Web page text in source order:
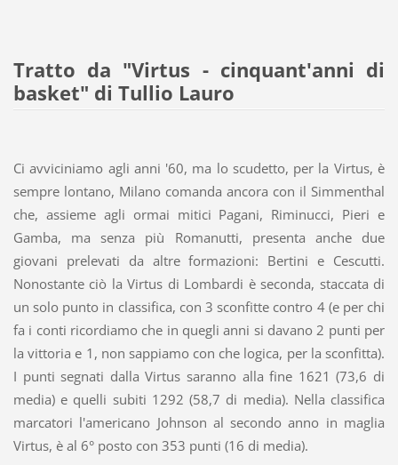
Tratto da "Virtus - cinquant'anni di
basket" di Tullio Lauro
Ci avviciniamo agli anni '60, ma lo scudetto, per la Virtus, è
sempre lontano, Milano comanda ancora con il Simmenthal
che, assieme agli ormai mitici Pagani, Riminucci, Pieri e
Gamba, ma senza più Romanutti, presenta anche due
giovani prelevati da altre formazioni: Bertini e Cescutti.
Nonostante ciò la Virtus di Lombardi è seconda, staccata di
un solo punto in classifica, con 3 sconfitte contro 4 (e per chi
fa i conti ricordiamo che in quegli anni si davano 2 punti per
la vittoria e 1, non sappiamo con che logica, per la sconfitta).
I punti segnati dalla Virtus saranno alla fine 1621 (73,6 di
media) e quelli subiti 1292 (58,7 di media). Nella classifica
marcatori l'americano Johnson al secondo anno in maglia
Virtus, è al 6° posto con 353 punti (16 di media).